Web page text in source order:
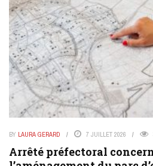
BY LAURA GERARD 7 JUILLET 2026
Arrêté préfectoral